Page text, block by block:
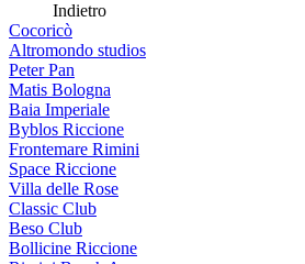
Indietro
Cocoricò
Altromondo studios
Peter Pan
Matis Bologna
Baia Imperiale
Byblos Riccione
Frontemare Rimini
Space Riccione
Villa delle Rose
Classic Club
Beso Club
Bollicine Riccione